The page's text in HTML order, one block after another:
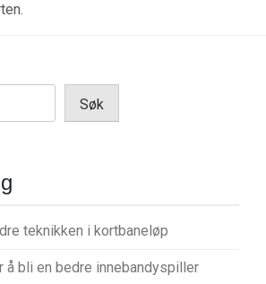
Søk
teknikken i kortbaneløp
å bli en bedre innebandyspiller